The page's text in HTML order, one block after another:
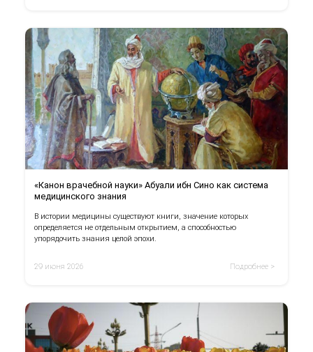
«Канон врачебной науки» Абуали ибн Сино как система
медицинского знания
В истории медицины существуют книги, значение которых
определяется не отдельным открытием, а способностью
упорядочить знания целой эпохи.
29 июня 2026 Подробнее >